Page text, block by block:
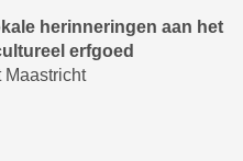
herinneringen aan het
erfgoed
Maastricht